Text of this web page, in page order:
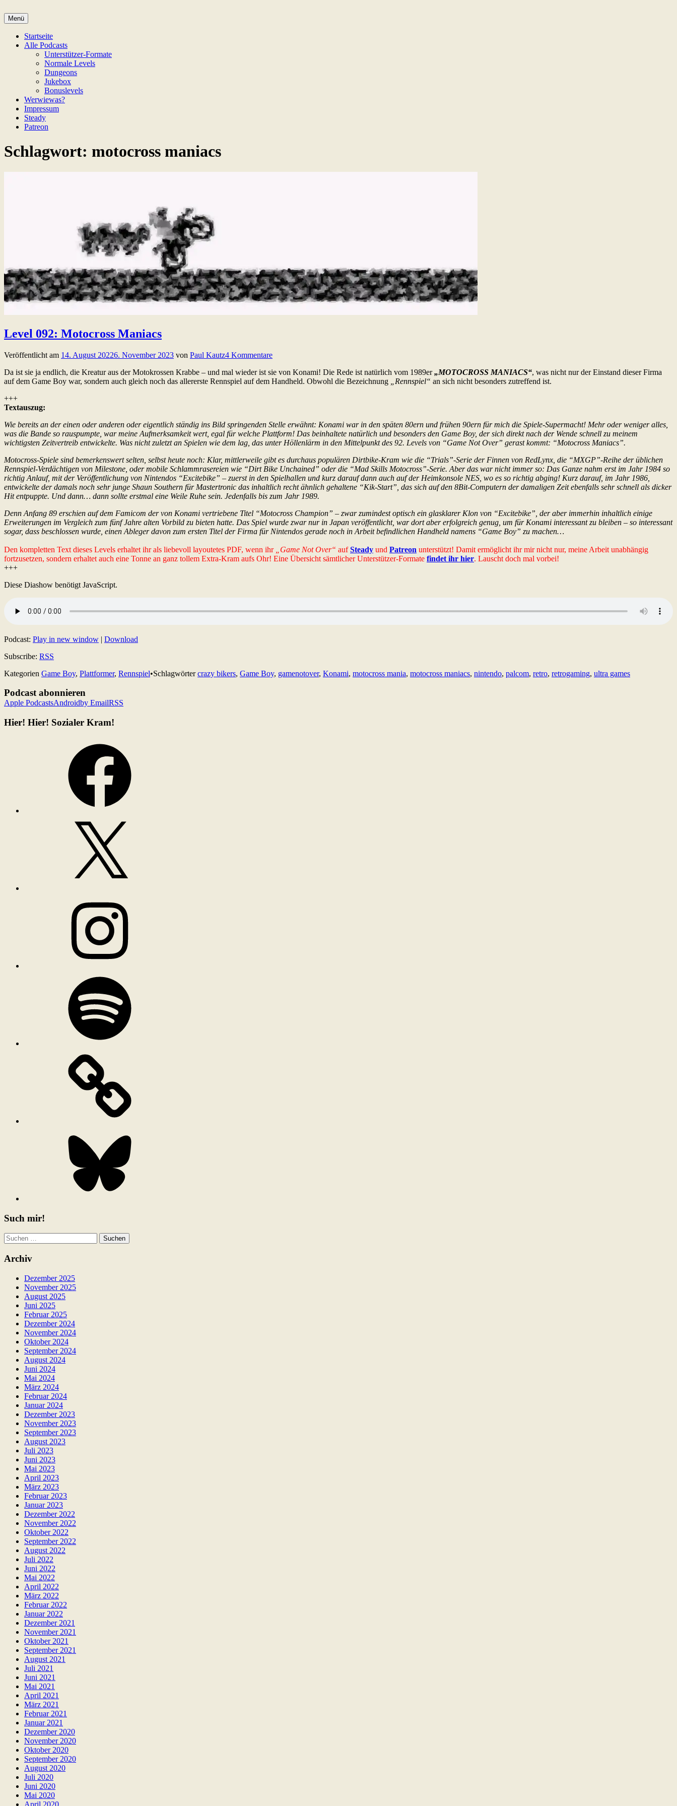
Inhalt
springen
Game Not Over
Menü
Startseite
Alle Podcasts
Unterstützer-Formate
Normale Levels
Dungeons
Jukebox
Bonuslevels
Werwiewas?
Impressum
Steady
Patreon
Schlagwort: motocross maniacs
Level 092: Motocross Maniacs
Veröffentlicht am 14. August 20226. November 2023 von Paul Kautz4 Kommentare
Da ist sie ja endlich, die Kreatur aus der Motokrossen Krabbe – und mal wieder ist sie von Konami! Die Rede ist natürlich vom 1989er„MOTOCROSS MANIACS“, was nicht nur der Einstand dieser Firma
auf dem Game Boy war, sondern auch gleich noch das allererste Rennspiel auf dem Handheld. Obwohl die Bezeichnung
„Rennspiel“ an sich nicht besonders zutreffend ist.
+++
Textauszug:
Wie bereits an der einen oder anderen oder eigentlich ständig ins Bild springenden Stelle erwähnt: Konami war in den späten 80ern und frühen 90ern für mich die Spiele-Supermacht! Mehr oder weniger alles,
was die Bande so rauspumpte, war meine Aufmerksamkeit wert, egal für welche Plattform! Das beinhaltete natürlich und besonders den Game Boy, der sich direkt nach der Wende schnell zu meinem
wichtigsten Zeitvertreib entwickelte. Was nicht zuletzt an Spielen wie dem lag, das unter Höllenlärm in den Mittelpunkt des 92. Levels von “Game Not Over” gerast kommt: “Motocross Maniacs”.
Motocross-Spiele sind bemerkenswert selten, selbst heute noch: Klar, mittlerweile gibt es durchaus populären Dirtbike-Kram wie die “Trials”-Serie der Finnen von RedLynx, die “MXGP”-Reihe der üblichen
Rennspiel-Verdächtigen von Milestone, oder mobile Schlammrasereien wie “Dirt Bike Unchained” oder die “Mad Skills Motocross”-Serie. Aber das war nicht immer so: Das Ganze nahm erst im Jahr 1984 so
richtig Anlauf, mit der Veröffentlichung von Nintendos “Excitebike” – zuerst in den Spielhallen und kurz darauf dann auch auf der Heimkonsole NES, wo es so richtig abging! Kurz darauf, im Jahr 1986,
entwickelte der damals noch sehr junge Shaun Southern für Mastertronic das inhaltlich recht ähnlich gehaltene “Kik-Start”, das sich auf den 8Bit-Computern der damaligen Zeit ebenfalls sehr schnell als dicker
Hit entpuppte. Und dann… dann sollte erstmal eine Weile Ruhe sein. Jedenfalls bis zum Jahr 1989.
Denn Anfang 89 erschien auf dem Famicom der von Konami vertriebene Titel “Motocross Champion” – zwar zumindest optisch ein glasklarer Klon von “Excitebike”, der aber immerhin inhaltlich einige
Erweiterungen im Vergleich zum fünf Jahre alten Vorbild zu bieten hatte. Das Spiel wurde zwar nur in Japan veröffentlicht, war dort aber erfolgreich genug, um für Konami interessant zu bleiben – so interessant
sogar, dass beschlossen wurde, einen Ableger davon zum ersten Titel der Firma für Nintendos gerade noch in Arbeit befindlichen Handheld namens “Game Boy” zu machen…
Den kompletten Text dieses Levels erhaltet ihr als liebevoll layoutetes PDF, wenn ihr „Game Not Over“ aufSteady und Patreon unterstützt! Damit ermöglicht ihr mir nicht nur, meine Arbeit unabhängig
fortzusetzen, sondern erhaltet auch eine Tonne an ganz tollem Extra-Kram aufs Ohr! Eine Übersicht sämtlicher Unterstützer-Formate findet ihr hier. Lauscht doch mal vorbei!
+++
Diese Diashow benötigt JavaScript.
Podcast: Play in new window | Download
Subscribe: RSS
Kategorien Game Boy, Plattformer, Rennspiel•Schlagwörtercrazy bikers, Game Boy, gamenotover, Konami, motocross mania, motocross maniacs, nintendo, palcom, retro, retrogaming, ultra games
Podcast abonnieren
Apple PodcastsAndroidby EmailRSS
Hier! Hier! Sozialer Kram!
Such mir!
Suchen
nach:
Archiv
Dezember 2025
November 2025
August 2025
Juni 2025
Februar 2025
Dezember 2024
November 2024
Oktober 2024
September 2024
August 2024
Juni 2024
Mai 2024
März 2024
Februar 2024
Januar 2024
Dezember 2023
November 2023
September 2023
August 2023
Juli 2023
Juni 2023
Mai 2023
April 2023
März 2023
Februar 2023
Januar 2023
Dezember 2022
November 2022
Oktober 2022
September 2022
August 2022
Juli 2022
Juni 2022
Mai 2022
April 2022
März 2022
Februar 2022
Januar 2022
Dezember 2021
November 2021
Oktober 2021
September 2021
August 2021
Juli 2021
Juni 2021
Mai 2021
April 2021
März 2021
Februar 2021
Januar 2021
Dezember 2020
November 2020
Oktober 2020
September 2020
August 2020
Juli 2020
Juni 2020
Mai 2020
April 2020